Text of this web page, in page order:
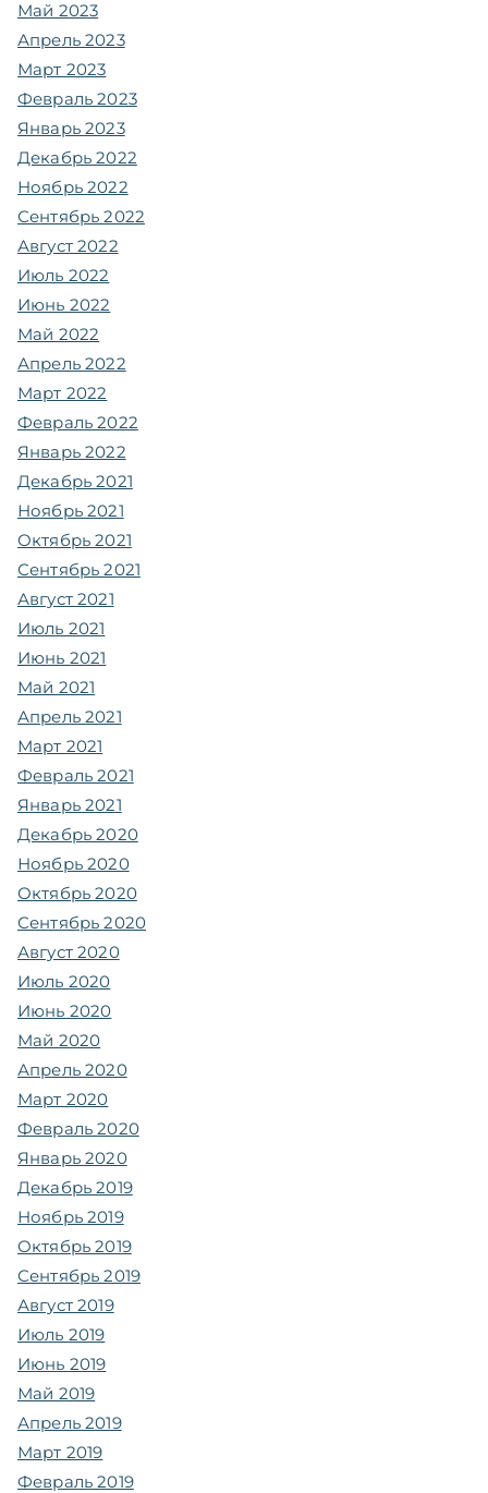
Май 2023
Апрель 2023
Март 2023
Февраль 2023
Январь 2023
Декабрь 2022
Ноябрь 2022
Сентябрь 2022
Август 2022
Июль 2022
Июнь 2022
Май 2022
Апрель 2022
Март 2022
Февраль 2022
Январь 2022
Декабрь 2021
Ноябрь 2021
Октябрь 2021
Сентябрь 2021
Август 2021
Июль 2021
Июнь 2021
Май 2021
Апрель 2021
Март 2021
Февраль 2021
Январь 2021
Декабрь 2020
Ноябрь 2020
Октябрь 2020
Сентябрь 2020
Август 2020
Июль 2020
Июнь 2020
Май 2020
Апрель 2020
Март 2020
Февраль 2020
Январь 2020
Декабрь 2019
Ноябрь 2019
Октябрь 2019
Сентябрь 2019
Август 2019
Июль 2019
Июнь 2019
Май 2019
Апрель 2019
Март 2019
Февраль 2019